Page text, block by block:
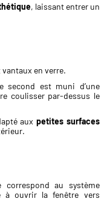
, laissant entrer un
en verre.
second est muni d’une
coulisser par-dessus le
aux petites surfaces
au système
à ouvrir la fenêtre vers